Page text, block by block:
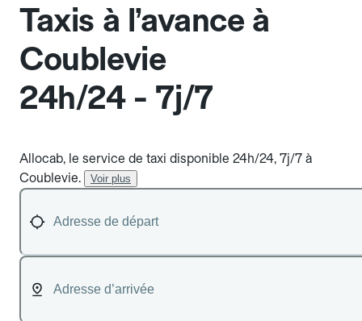
Taxis à l’avance à
Coublevie
24h/24 - 7j/7
Allocab, le service de taxi disponible 24h/24, 7j/7 à
Coublevie.
Voir plus